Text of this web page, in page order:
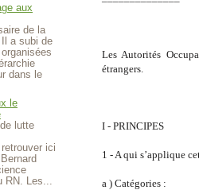
aux
de la
a subi de
dans le
le
lutte
ici
RN. Les...
Les Autorités
étrangers.
I - PRINCIPES
1 - A qui s’applique
a ) Catégories :